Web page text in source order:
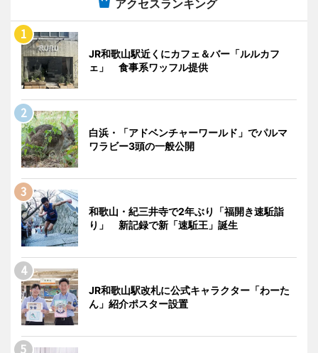
アクセスランキング
JR和歌山駅近くにカフェ＆バー「ルルカフ
ェ」 食事系ワッフル提供
白浜・「アドベンチャーワールド」でパルマ
ワラビー3頭の一般公開
和歌山・紀三井寺で2年ぶり「福開き速駈詣
り」 新記録で新「速駈王」誕生
JR和歌山駅改札に公式キャラクター「わーた
ん」紹介ポスター設置